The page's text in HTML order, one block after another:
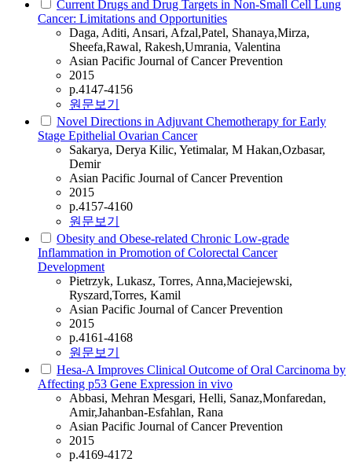
Current Drugs and Drug Targets in Non-Small Cell Lung
Cancer: Limitations and Opportunities
Daga, Aditi, Ansari, Afzal,Patel, Shanaya,Mirza,
Sheefa,Rawal, Rakesh,Umrania, Valentina
Asian Pacific Journal of Cancer Prevention
2015
p.4147-4156
원문보기
Novel Directions in Adjuvant Chemotherapy for Early
Stage Epithelial Ovarian Cancer
Sakarya, Derya Kilic, Yetimalar, M Hakan,Ozbasar,
Demir
Asian Pacific Journal of Cancer Prevention
2015
p.4157-4160
원문보기
Obesity and Obese-related Chronic Low-grade
Inflammation in Promotion of Colorectal Cancer
Development
Pietrzyk, Lukasz, Torres, Anna,Maciejewski,
Ryszard,Torres, Kamil
Asian Pacific Journal of Cancer Prevention
2015
p.4161-4168
원문보기
Hesa-A Improves Clinical Outcome of Oral Carcinoma by
Affecting p53 Gene Expression in vivo
Abbasi, Mehran Mesgari, Helli, Sanaz,Monfaredan,
Amir,Jahanban-Esfahlan, Rana
Asian Pacific Journal of Cancer Prevention
2015
p.4169-4172